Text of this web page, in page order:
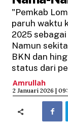
"Pemkab
paruh waktu
2025
Namun
BKN dan
status dari
Amrullah
​2 Januari 2026 |